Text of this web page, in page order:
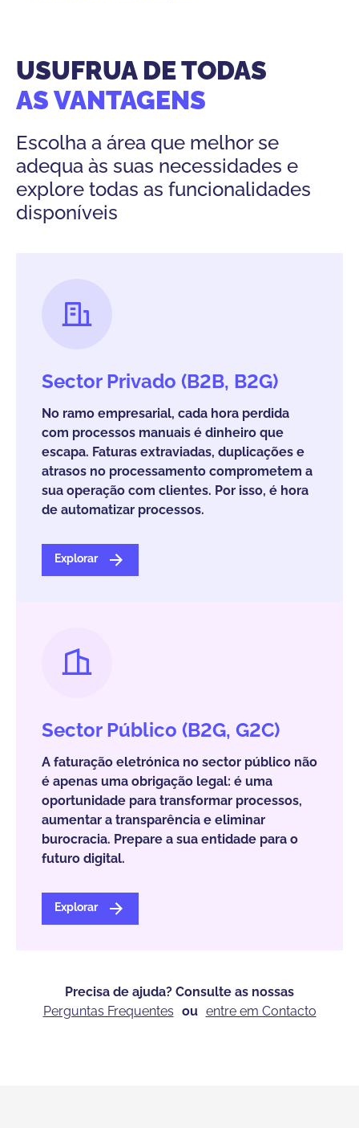
USUFRUA DE TODAS
AS VANTAGENS
Escolha a área que melhor se
adequa às suas necessidades e
explore todas as funcionalidades
disponíveis
Sector Privado (B2B, B2G)
No ramo empresarial, cada hora perdida
com processos manuais é dinheiro que
escapa. Faturas extraviadas, duplicações e
atrasos no processamento comprometem a
sua operação com clientes. Por isso, é hora
de automatizar processos.
Explorar
Sector Público (B2G, G2C)
A faturação eletrónica no sector público não
é apenas uma obrigação legal: é uma
oportunidade para transformar processos,
aumentar a transparência e eliminar
burocracia. Prepare a sua entidade para o
futuro digital.
Explorar
Precisa de ajuda? Consulte as nossas
Perguntas Frequentes ou entre em Contacto